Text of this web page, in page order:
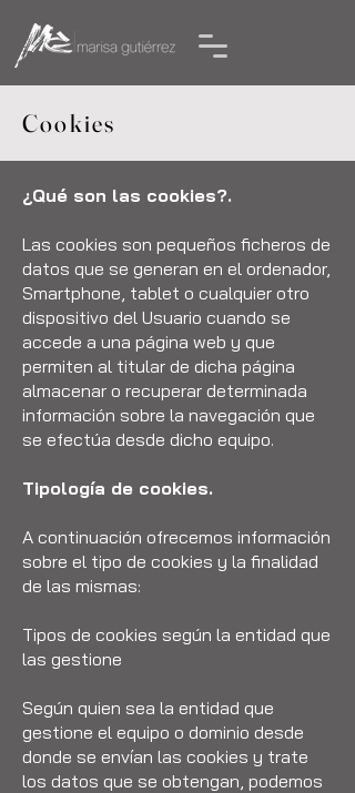
Cookies
¿Qué son las cookies?.
Las cookies son pequeños ficheros de
datos que se generan en el ordenador,
Smartphone, tablet o cualquier otro
dispositivo del Usuario cuando se
accede a una página web y que
permiten al titular de dicha página
almacenar o recuperar determinada
información sobre la navegación que
se efectúa desde dicho equipo.
Tipología de cookies.
A continuación ofrecemos información
sobre el tipo de cookies y la finalidad
de las mismas:
Tipos de cookies según la entidad que
las gestione
Según quien sea la entidad que
gestione el equipo o dominio desde
donde se envían las cookies y trate
los datos que se obtengan, podemos